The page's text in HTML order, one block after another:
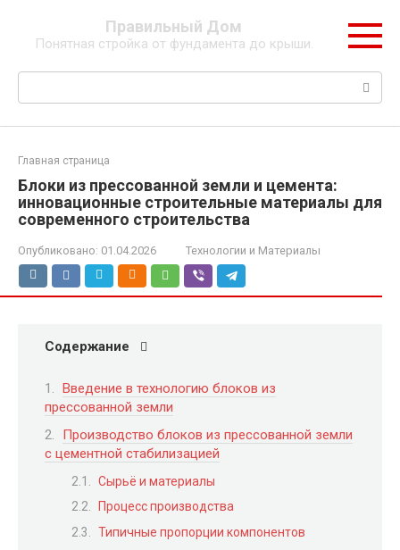
контенту
Правильный Дом
Понятная стройка от фундамента до крыши.
Поиск:
Главная страница
Блоки из прессованной земли и цемента:
инновационные строительные материалы для
современного строительства
Опубликовано: 01.04.2026 Технологии и Материалы
Содержание
Введение в технологию блоков из
прессованной земли
Производство блоков из прессованной земли
с цементной стабилизацией
Сырьё и материалы
Процесс производства
Типичные пропорции компонентов